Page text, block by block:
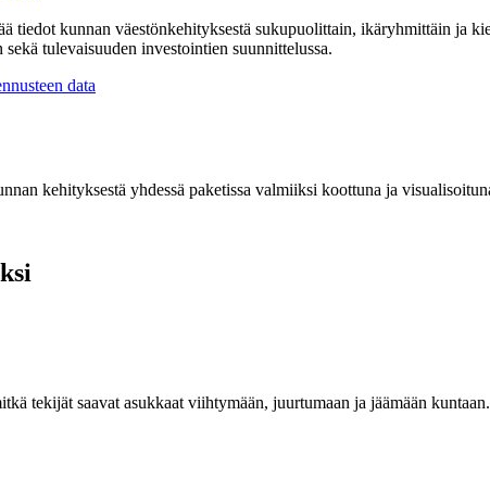
tiedot kunnan väestönkehityksestä sukupuolittain, ikäryhmittäin ja
tulevaisuuden investointien suunnittelussa.
data
kehityksestä ​yhdessä paketissa valmiiksi koottuna ja
tekijät saavat asukkaat viihtymään, juurtumaan ja jäämään